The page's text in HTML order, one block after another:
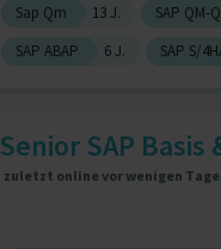
Sap Qm 13 J. SAP QM-
SAP ABAP
6 J. SAP S/
Senior SAP
zuletzt online vor wenigen